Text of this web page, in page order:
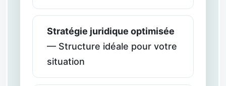
Stratégie juridique optimisée
— Structure idéale pour votre
situation